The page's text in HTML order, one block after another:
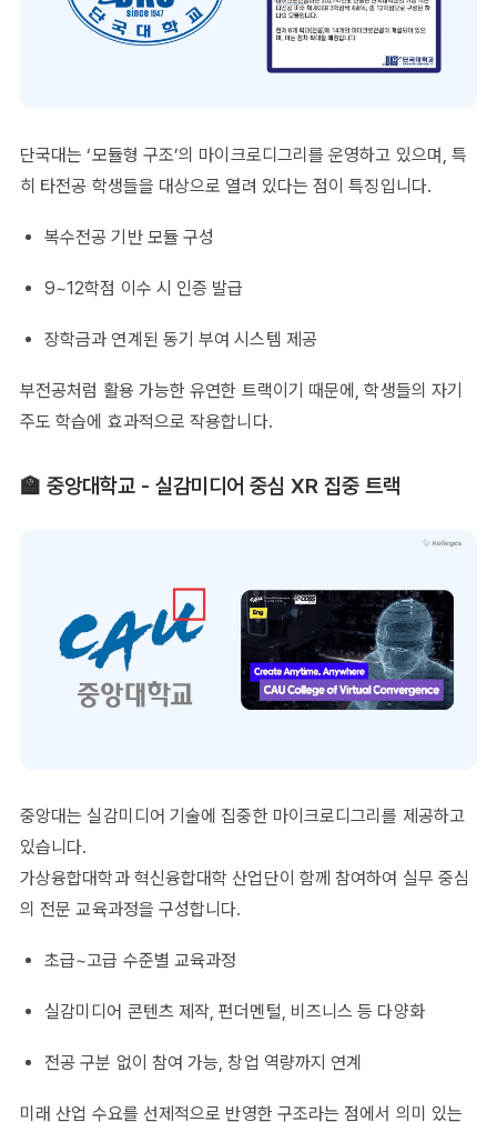
단국대는 ‘모듈형 구조’의 마이크로디그리를 운영하고 있으며, 특
히 타전공 학생들을 대상으로 열려 있다는 점이 특징입니다.
복수전공 기반 모듈 구성
9~12학점 이수 시 인증 발급
장학금과 연계된 동기 부여 시스템 제공
부전공처럼 활용 가능한 유연한 트랙이기 때문에, 학생들의 자기
주도 학습에 효과적으로 작용합니다.
🏫 중앙대학교 - 실감미디어 중심 XR 집중 트랙
중앙대는 실감미디어 기술에 집중한 마이크로디그리를 제공하고
있습니다.
가상융합대학과 혁신융합대학 산업단이 함께 참여하여 실무 중심
의 전문 교육과정을 구성합니다.
초급~고급 수준별 교육과정
실감미디어 콘텐츠 제작, 펀더멘털, 비즈니스 등 다양화
전공 구분 없이 참여 가능, 창업 역량까지 연계
미래 산업 수요를 선제적으로 반영한 구조라는 점에서 의미 있는